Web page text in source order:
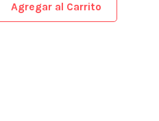
Agregar al Carrito